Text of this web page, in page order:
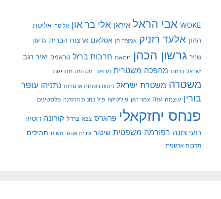
WOKE אבי הראל איראן אלי בר און אליטה אליטת
ההון אלעד רזניק אמציה חן אסלאם ארצות הברית גדעון
שניר גרשון הכהן חמאס חרבות ברזל טראמפ יאיר רגב
ישראל כרזות מהפכה משטרית מחאה מלחמה מנהיגות
משטרה משטרת ישראל ניתוח רשתות ארגוניות נתניהו עופר
בורין עוצמה עזה עמר דנק פוליטיקה פיל בחנות חרסינה פלסטינים
פנחס יחזקאלי פרוגרס צבא צה"ל קורונה רוסיה
רועי צזנה רפורמה משפטית שיטור שרית אונגר משיח תהילים
תרבות ארגונית